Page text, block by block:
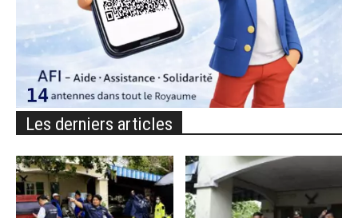
Les derniers articles